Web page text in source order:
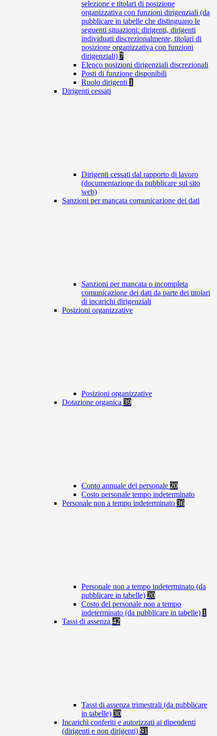
selezione e titolari di posizione
organizzativa con funzioni dirigenziali (da
pubblicare in tabelle che distinguano le
seguenti situazioni: dirigenti, dirigenti
individuati discrezionalmente, titolari di
posizione organizzativa con funzioni
dirigenziali) 7
Elenco posizioni dirigenziali discrezionali
Posti di funzione disponibili
Ruolo dirigenti 1
Dirigenti cessati
Dirigenti cessati dal rapporto di lavoro
(documentazione da pubblicare sul sito
web)
Sanzioni per mancata comunicazione dei dati
Sanzioni per mancata o incompleta
comunicazione dei dati da parte dei titolari
di incarichi dirigenziali
Posizioni organizzative
Posizioni organizzative
Dotazione organica 39
Conto annuale del personale 20
Costo personale tempo indeterminato
Personale non a tempo indeterminato 36
Personale non a tempo indeterminato (da
pubblicare in tabelle) 20
Costo del personale non a tempo
indeterminato (da pubblicare in tabelle) 1
Tassi di assenza 42
Tassi di assenza trimestrali (da pubblicare
in tabelle) 30
Incarichi conferiti e autorizzati ai dipendenti
(dirigenti e non dirigenti) 91